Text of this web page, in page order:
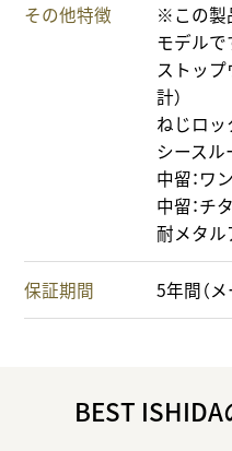
その他特徴
※この製
モデルで
ストップ
計）
ねじロ
シースル
中留：ワ
中留：チ
耐メタル
保証期間 5年間（
BEST